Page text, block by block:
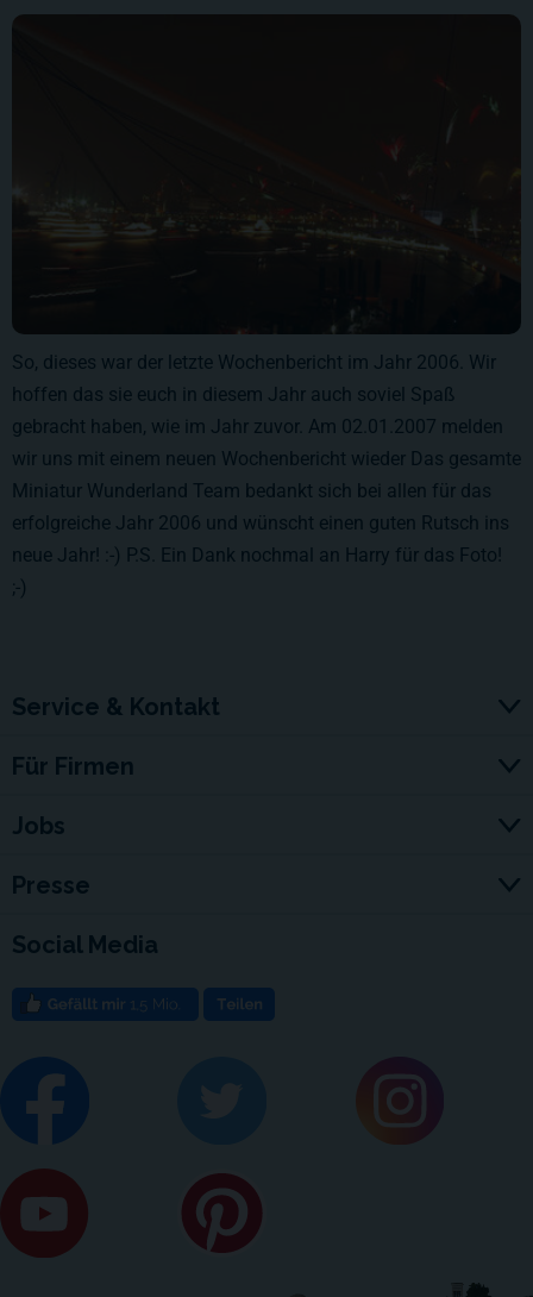
So, dieses war der letzte Wochenbericht im Jahr 2006. Wir
hoffen das sie euch in diesem Jahr auch soviel Spaß
gebracht haben, wie im Jahr zuvor. Am 02.01.2007 melden
wir uns mit einem neuen Wochenbericht wieder Das gesamte
Miniatur Wunderland Team bedankt sich bei allen für das
erfolgreiche Jahr 2006 und wünscht einen guten Rutsch ins
neue Jahr! :-) P.S. Ein Dank nochmal an Harry für das Foto!
;-)
Service & Kontakt
Für Firmen
Jobs
Presse
Social Media